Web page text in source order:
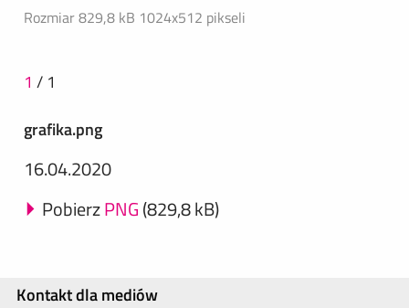
Rozmiar 829,8 kB 1024x512 pikseli
1 / 1
grafika.png
16.04.2020
PobierzPNG(829,8 kB)
Kontakt dla mediów